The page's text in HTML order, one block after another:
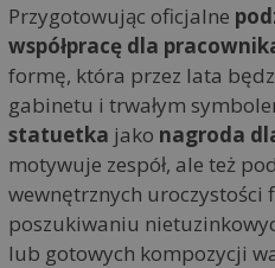
Przygotowując oficjalne
współpracę dla
formę, która przez lata
gabinetu i trwałym
statuetka jako nagroda
motywuje zespół, ale też
wewnętrznych uroczystości
poszukiwaniu
lub gotowych kompozycji